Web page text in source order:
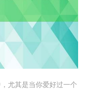
尤其是当你爱好过一个